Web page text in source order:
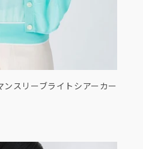
ンスリーブライトシアーカー